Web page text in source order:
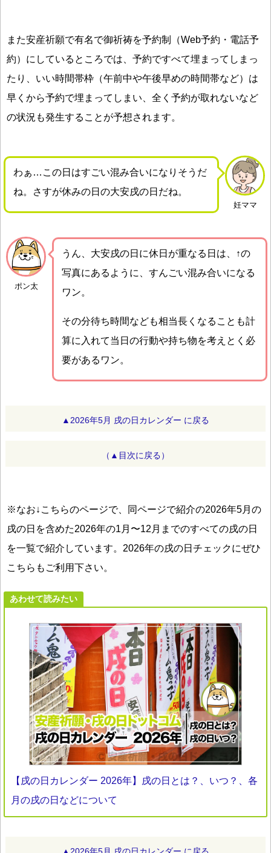
また安産祈願で有名で御祈祷を予約制（Web予約・電話予
約）にしているところでは、予約ですべて埋まってしまっ
たり、いい時間帯枠（午前中や午後早めの時間帯など）は
早くから予約で埋まってしまい、全く予約が取れないなど
の状況も発生することが予想されます。
妊ママ
わぁ…この日はすごい混み合いになりそうだ
ね。さすが休みの日の大安戌の日だね。
ポン太
うん、大安戌の日に休日が重なる日は、↑の
写真にあるように、すんごい混み合いになる
ワン。
その分待ち時間なども相当長くなることも計
算に入れて当日の行動や持ち物を考えとく必
要があるワン。
▲2026年5月 戌の日カレンダー に戻る
（▲目次に戻る）
※なお↓こちらのページで、同ページで紹介の2026年5月の
戌の日を含めた2026年の1月〜12月までのすべての戌の日
を一覧で紹介しています。2026年の戌の日チェックにぜひ
こちらもご利用下さい。
あわせて読みたい
【戌の日カレンダー 2026年】戌の日とは？、いつ？、各
月の戌の日などについて